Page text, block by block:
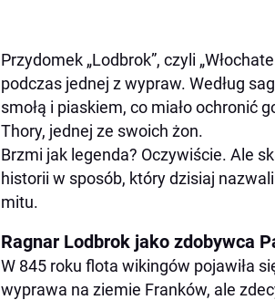
Przydomek „Lodbrok”, czyli
podczas jednej z wypraw. Według
smołą i piaskiem, co miało ochronić
Thory, jednej ze swoich żon.
Brzmi jak legenda? Oczywiście. Ale
historii w sposób, który dzisiaj
mitu.
Ragnar Lodbrok jako zdobywca
W 845 roku flota wikingów pojawiła
wyprawa na ziemie Franków, ale